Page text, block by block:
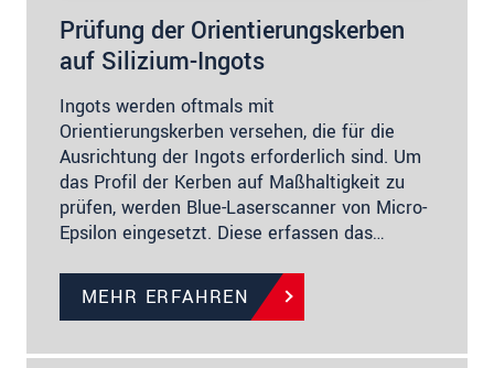
Prüfung der Orientierungskerben
auf Silizium-Ingots
Ingots werden oftmals mit
Orientierungskerben versehen, die für die
Ausrichtung der Ingots erforderlich sind. Um
das Profil der Kerben auf Maßhaltigkeit zu
prüfen, werden Blue-Laserscanner von Micro-
Epsilon eingesetzt. Diese erfassen das…
MEHR ERFAHREN